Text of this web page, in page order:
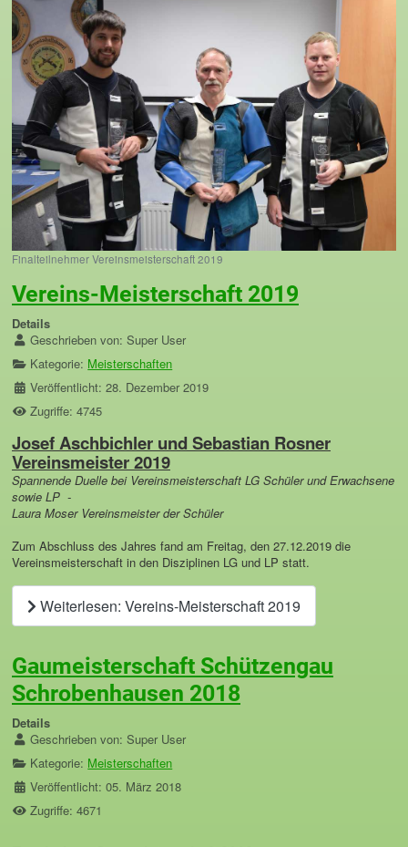
Finalteilnehmer Vereinsmeisterschaft 2019
Vereins-Meisterschaft 2019
Details
Geschrieben von:Super User
Kategorie: Meisterschaften
Veröffentlicht: 28. Dezember 2019
Zugriffe: 4745
Josef Aschbichler und Sebastian Rosner
Vereinsmeister 2019
Spannende Duelle bei Vereinsmeisterschaft LG Schüler und Erwachsene
sowie LP -
Laura Moser Vereinsmeister der Schüler
Zum Abschluss des Jahres fand am Freitag, den 27.12.2019 die
Vereinsmeisterschaft in den Disziplinen LG und LP statt.
Weiterlesen: Vereins-Meisterschaft 2019
Gaumeisterschaft Schützengau
Schrobenhausen 2018
Details
Geschrieben von:Super User
Kategorie: Meisterschaften
Veröffentlicht: 05. März 2018
Zugriffe: 4671